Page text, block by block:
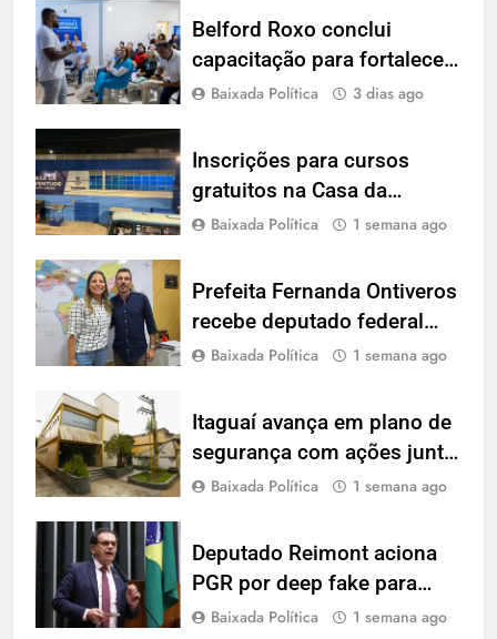
Belford Roxo conclui
capacitação para fortalecer
notificações de acidentes
Municipal
Baixada Política 3 dias ago
Inscrições para cursos
gratuitos na Casa da
Juventude de Nilópolis vão
Baixada Política 1 semana ago
Prefeita Fernanda Ontiveros
recebe deputado federal
Daniel Soranz para discutir
parcerias para Japeri
Baixada Política 1 semana ago
Itaguaí avança em plano de
segurança com ações junto
às polícias Civil e Militar
Baixada Política 1 semana ago
Deputado Reimont aciona
PGR por deep fake para
favorecer candidatura de
Baixada Política 1 semana ago